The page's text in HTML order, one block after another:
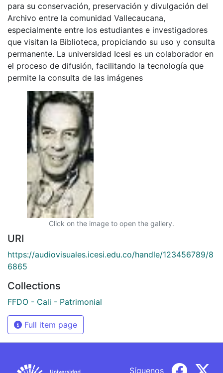
para su conservación, preservación y divulgación del
Archivo entre la comunidad Vallecaucana,
especialmente entre los estudiantes e investigadores
que visitan la Biblioteca, propiciando su uso y consulta
permanente. La universidad Icesi es un colaborador en
el proceso de difusión, facilitando la tecnología que
permite la consulta de las imágenes
Click on the image to open the gallery.
URI
https://audiovisuales.icesi.edu.co/handle/123456789/8
6865
Collections
FFDO - Cali - Patrimonial
Full item page
Síguenos